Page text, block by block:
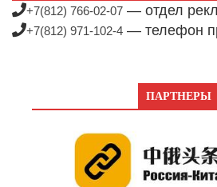
+7(812) 766-02-07 — отдел
+7(812) 971-102-4 — телефон
ПАРТНЕРЫ